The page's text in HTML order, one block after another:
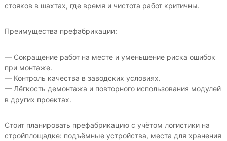
стояков в шахтах, где время и чистота работ критичны.
Преимущества префабрикации:
— Сокращение работ на месте и уменьшение риска ошибок
при монтаже.
— Контроль качества в заводских условиях.
— Лёгкость демонтажа и повторного использования модулей
в других проектах.
Стоит планировать префабрикацию с учётом логистики на
стройплощадке: подъёмные устройства, места для хранения